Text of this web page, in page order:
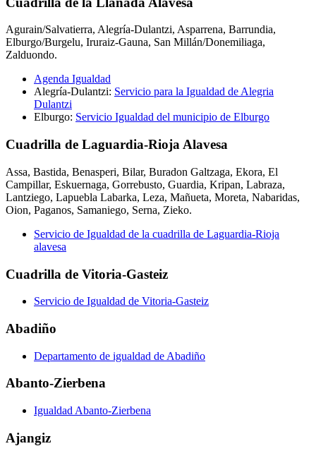
Agurain/Salvatierra, Alegría-Dulantzi, Asparrena, Barrundia,
Elburgo/Burgelu, Iruraiz-Gauna, San Millán/Donemiliaga,
Zalduondo.
Agenda Igualdad
Alegría-Dulantzi: Servicio para la Igualdad de Alegria
Dulantzi
Elburgo: Servicio Igualdad del municipio de Elburgo
Cuadrilla de Laguardia-Rioja Alavesa
Assa, Bastida, Benasperi, Bilar, Buradon Galtzaga, Ekora, El
Campillar, Eskuernaga, Gorrebusto, Guardia, Kripan, Labraza,
Lantziego, Lapuebla Labarka, Leza, Mañueta, Moreta, Nabaridas,
Oion, Paganos, Samaniego, Serna, Zieko.
Servicio de Igualdad de la cuadrilla de Laguardia-Rioja
alavesa
Cuadrilla de Vitoria-Gasteiz
Servicio de Igualdad de Vitoria-Gasteiz
Abadiño
Departamento de igualdad de Abadiño
Abanto-Zierbena
Igualdad Abanto-Zierbena
Ajangiz